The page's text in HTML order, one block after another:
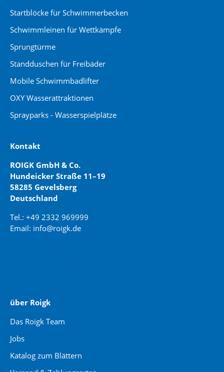
Startblöcke für Schwimmerbecken
Schwimmleinen für Wettkämpfe
Sprungtürme
Standduschen für Freibäder
Mobile Schwimmbadlifter
OXY Wasserattraktionen
Sprayparks - Wasserspielplätze
Kontakt
ROIGK GmbH & Co.
Hundeicker Straße 11–19
58285 Gevelsberg
Deutschland
Tel.: +49 2332 969999
Email: info@roigk.de
über Roigk
Das Roigk Team
Jobs
Katalog zum Blättern